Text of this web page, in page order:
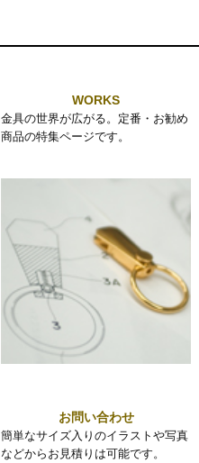
WORKS
金具の世界が広がる。定番・お勧め
商品の特集ページです。
お問い合わせ
簡単なサイズ入りのイラストや写真
などからお見積りは可能です。